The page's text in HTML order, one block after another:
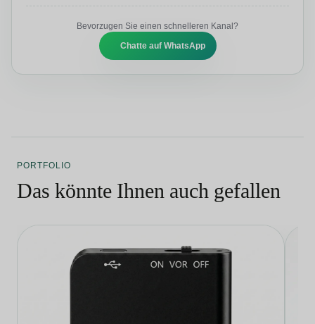
Bevorzugen Sie einen schnelleren Kanal?
Chatte auf WhatsApp
PORTFOLIO
Das könnte Ihnen auch gefallen